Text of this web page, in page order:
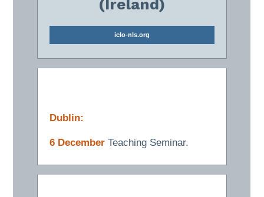
(Ireland)
iclo-nls.org
Dublin:
6 December Teaching Seminar.